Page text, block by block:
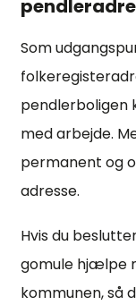
Som
pendlerboligen
med arbejde.
permanent og
adresse.
Hvis du
gomule hjælpe
kommunen, så